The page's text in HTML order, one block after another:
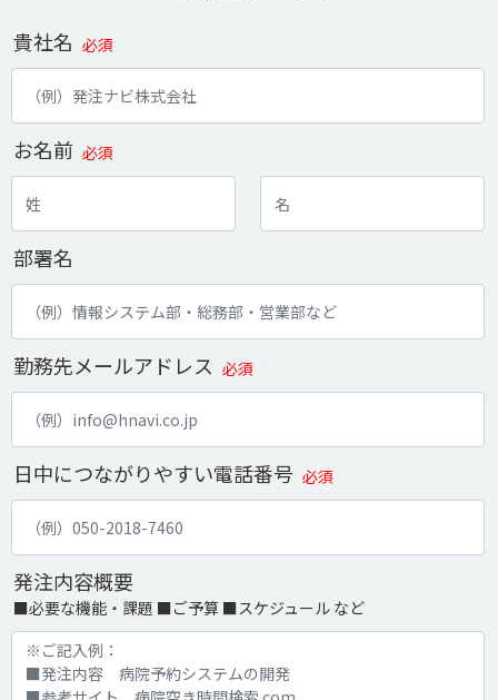
貴社名 必須
お名前 必須
部署名
勤務先メールアドレス 必須
日中につながりやすい電話番号 必須
発注内容概要
■必要な機能・課題 ■ご予算 ■スケジュール など